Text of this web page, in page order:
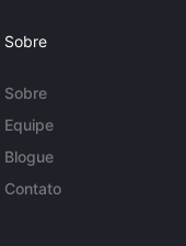
Sobre
Sobre
Equipe
Blogue
Contato